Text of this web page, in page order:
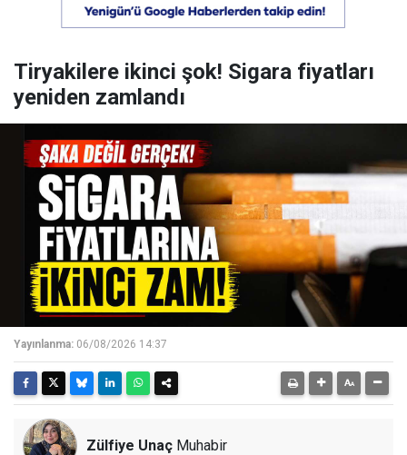
Tiryakilere ikinci şok! Sigara fiyatları
yeniden zamlandı
Yayınlanma: 06/08/2026 14:37
Zülfiye Unaç Muhabir